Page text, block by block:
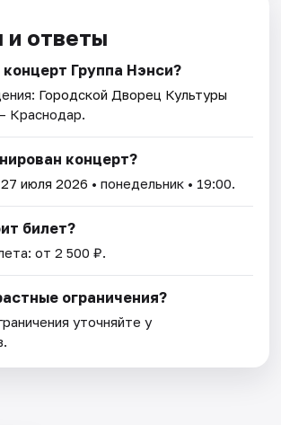
и ответы
Группа Нэнси?
Городской Дворец Культуры
Краснодар.
концерт?
27 июля 2026 • понедельник • 19:00.
билет?
от 2 500 ₽.
ограничения?
уточняйте у